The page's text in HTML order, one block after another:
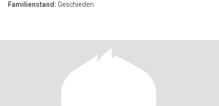
Familienstand: Geschieden